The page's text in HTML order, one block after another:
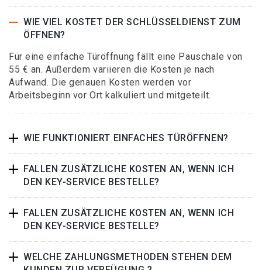
WIE VIEL KOSTET DER SCHLÜSSELDIENST ZUM
ÖFFNEN?
Für eine einfache Türöffnung fällt eine Pauschale von
55 € an. Außerdem variieren die Kosten je nach
Aufwand. Die genauen Kosten werden vor
Arbeitsbeginn vor Ort kalkuliert und mitgeteilt.
WIE FUNKTIONIERT EINFACHES TÜRÖFFNEN?
FALLEN ZUSÄTZLICHE KOSTEN AN, WENN ICH
DEN KEY-SERVICE BESTELLE?
FALLEN ZUSÄTZLICHE KOSTEN AN, WENN ICH
DEN KEY-SERVICE BESTELLE?
WELCHE ZAHLUNGSMETHODEN STEHEN DEM